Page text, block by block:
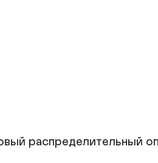
распределительный